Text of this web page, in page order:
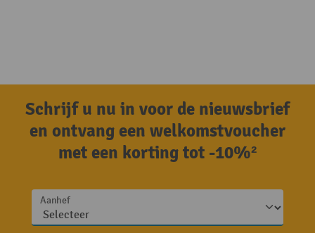
Schrijf u nu in voor de nieuwsbrief
en ontvang een welkomstvoucher
met een korting tot -10%²
Aanhef